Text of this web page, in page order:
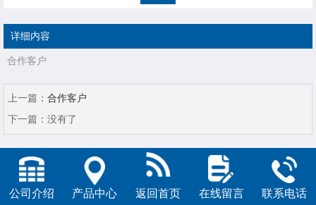
详细内容
合作客户
上一篇： 合作客户
下一篇： 没有了
公司介绍 产品中心 返回首页 在线留言 联系电话